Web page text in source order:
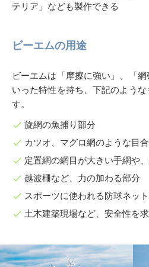
テリア」なども製作できる
ビーエムの用途
ビーエムは「摩擦に強い」、「
いった特性を持ち、下記のよう
す。
check 旋網の魚捕り部分
check カツオ、マグロ網のような目
check 定置網の網目が大きい手網や
check 越波柵など、力の加わる部分
check スポーツに使われる防球ネッ
check 土木建築現場など、安全性を